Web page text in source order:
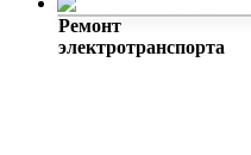
Ремонт
электротранспорта